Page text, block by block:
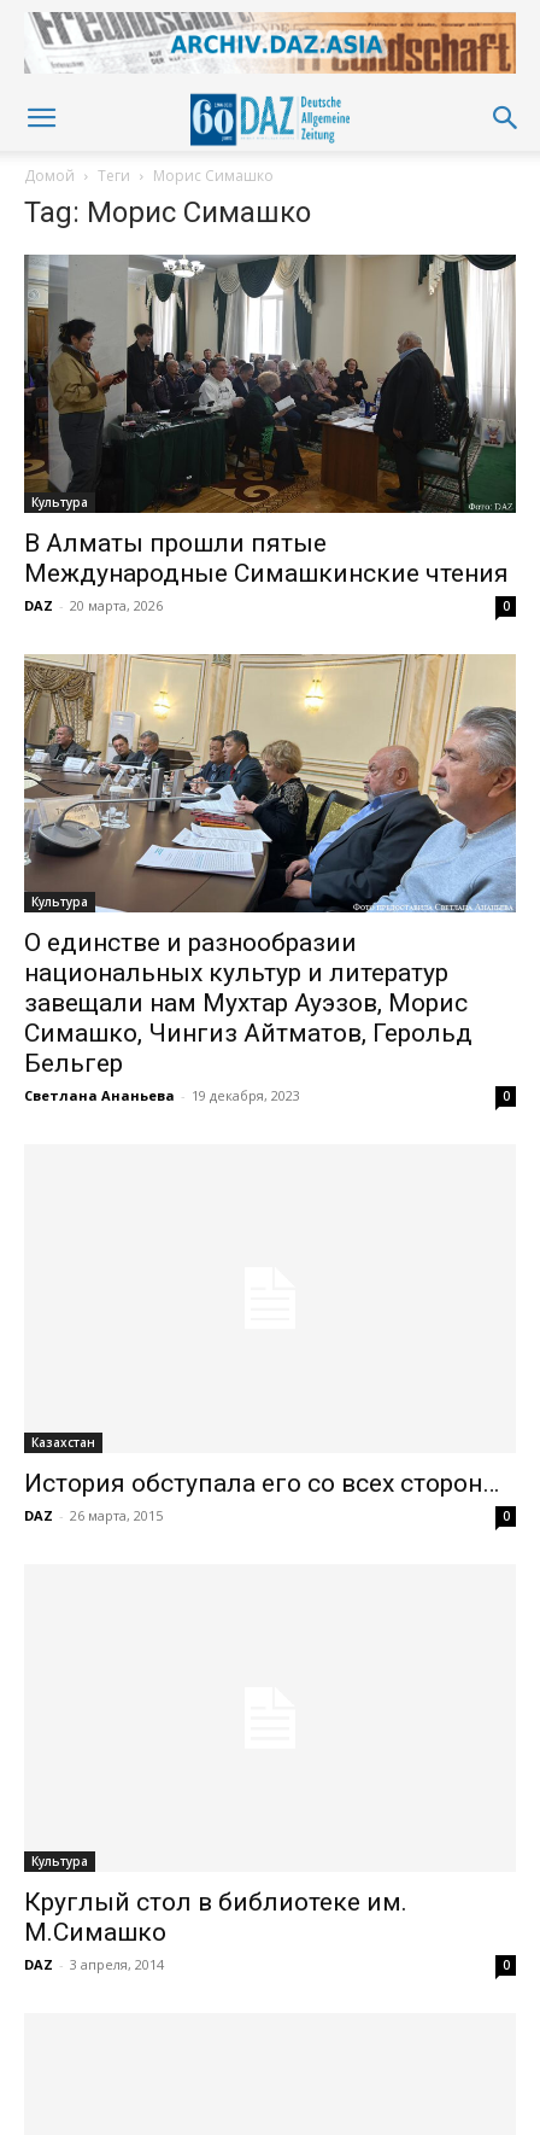
Домой Теги Морис Симашко
Tag: Морис Симашко
Культура
В Алматы прошли пятые
Международные Симашкинские чтения
DAZ - 20 марта, 2026 0
Культура
О единстве и разнообразии
национальных культур и литератур
завещали нам Мухтар Ауэзов, Морис
Симашко, Чингиз Айтматов, Герольд
Бельгер
Светлана Ананьева - 19 декабря, 2023 0
Казахстан
История обступала его со всех сторон…
DAZ - 26 марта, 2015 0
Культура
Круглый стол в библиотеке им.
М.Симашко
DAZ - 3 апреля, 2014 0